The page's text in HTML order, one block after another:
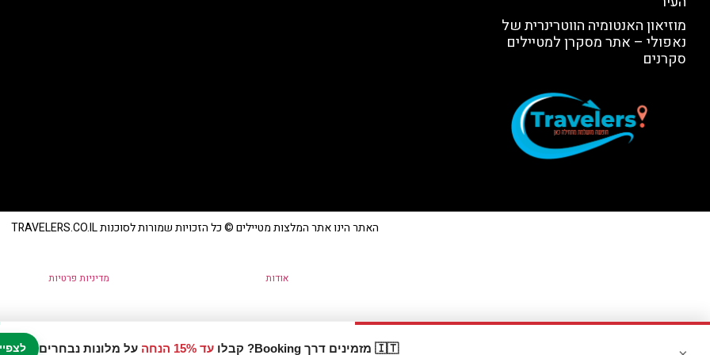
🇮🇹 מזמינים דרך Booking? קבלו עד 15% הנחה על מלונות נבחרים
מוזיאון האנטומיה הווטרינרית של
נאפולי – אתר מסקרן למטיילים
סקרנים
האתר הינו אתר המלצות מטיילים © כל הזכויות שמורות לסוכנות TRAVELERS.CO.IL
אודות מדיניות פרטיות